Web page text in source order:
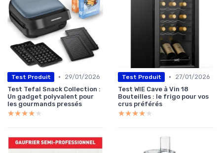
Test Produit •
29/01/2026
Test Tefal Snack Collection :
Un gadget polyvalent pour
les gourmands pressés
★★★★★
★★★★★
Test Produit •
27/01/2026
Test WIE Cave à Vin 18
Bouteilles : le frigo pour vos
crus préférés
★★★★★
★★★★★